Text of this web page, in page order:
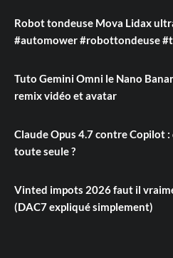
Robot tondeuse Mova Lidax
#automower #robottondeuse
Tuto Gemini Omni le Nano
remix vidéo et avatar
Claude Opus 4.7 contre Copilot
toute seule ?
Vinted impots 2026 faut il
(DAC7 expliqué simplement)